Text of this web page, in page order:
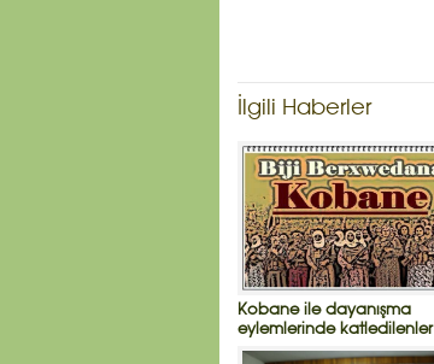
İlgili Haberler
Kobane ile dayanışma
eylemlerinde katledilenler